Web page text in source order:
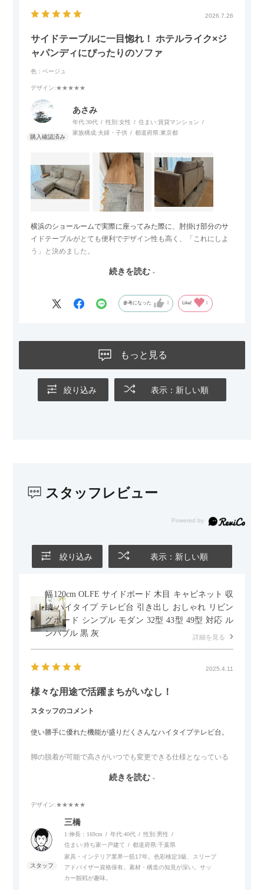
2026.7.26
サイドテーブルに一目惚れ！ ホテルライク×ジ
ャパンディにぴったりのソファ
色：ベージュ
デザイン:★★★★★
あさみ
年代:30代 性別:女性 住まい:賃貸マンション
家族構成:夫婦・子供 都道府県:東京都
横浜のショールームで実際に座ってみた際に、肘掛け部分のサ
イドテーブルがとても便利でデザイン性も高く、「これにしよ
う」と決めました。
サイズは2.5人掛けですが、幅184cmとコンパクトなので圧迫感
グとのバランスもぴったりで、リビング全体がすっきり見えま
ないのもお気に入りのポイントです。さらに、わが家はソファ
の後ろ側を通ることも多い間取りなので、背面まできれいに仕
ても美しく、空間の印象を損ないません。
また、カウチのように足を伸ばしてくつろげるスタイルが理想
かせるため、普段はカウチとして使い、来客時には離してスツ
続きを読む
参考になった Like!
もっと見る
絞り込み 表示：新しい順
スタッフレビュー
絞り込み 表示：新しい順
幅120cm OLFE サイドボード 木目 キャビネット 収
納 ハイタイプ テレビ台 引き出し おしゃれ リビン
グボード シンプル モダン 32型 43型 49型 対応 ル
ンバブル 黒 灰
詳細を見る
2025.4.11
様々な用途で活躍まちがいなし！
スタッフのコメント
使い勝手に優れた機能が盛りだくさんなハイタイプテレビ台。
脚の脱着が可能で高さがいつでも変更できる仕様となっている
また、補助テーブルとして使用可能なスライドテーブルや収納
内部にもプリンターなどが置けるスライド棚板がついているの
でテレビ台以外にもオフィスなどでの収納家具やリビングでの
サイドボードとして多目的な用途に対応しています。
また、扉は横方向へのスライド式となっているので開閉時のス
ペースを最小限に抑えられ、省スペースでご利用いただけるの
続きを読む
デザイン:★★★★★
三橋
1:伸長：169cm 年代:40代 性別:男性
住まい:持ち家一戸建て 都道府県:千葉県
家具・インテリア業界一筋17年。色彩検定3級、スリープ
アドバイザー資格保有。素材・構造の知見が深い。サッ
カー観戦が趣味。